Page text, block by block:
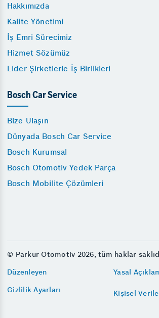
Hakkımızda
Kalite Yönetimi
İş Emri Sürecimiz
Hizmet Sözümüz
Lider Şirketlerle İş Birlikleri
Bosch Car Service
Bize Ulaşın
Dünyada Bosch Car Service
Bosch Kurumsal
Bosch Otomotiv Yedek Parça
Bosch Mobilite Çözümleri
© Parkur Otomotiv 2026, tüm haklar
Düzenleyen
Yasal
Gizlilik Ayarları
Kişisel